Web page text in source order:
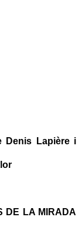
Denis Lapière i
DE LA MIRADA